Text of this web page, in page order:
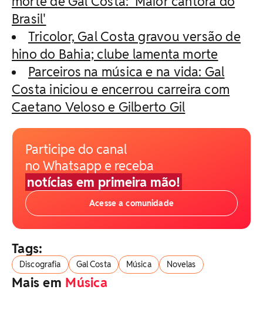
Brasil'
Tricolor, Gal Costa gravou versão de
hino do Bahia; clube lamenta morte
Parceiros na música e na vida: Gal
Costa iniciou e encerrou carreira com
Caetano Veloso e Gilberto Gil
Participe do canal
no Whatsapp e receba
notícias em primeira mão!
Acesse a comunidade
Tags:
Discografia Gal Costa Música Novelas
Mais em Música